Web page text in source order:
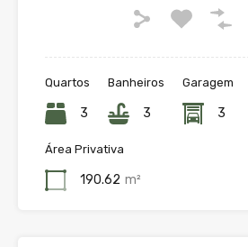
Quartos
3
Banheiros
3
Garagem
3
Área Privativa
190.62 m²